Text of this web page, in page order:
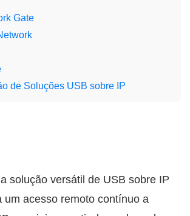
Gate
de Soluções USB sobre IP
solução versátil de USB sobre IP
um acesso remoto contínuo a